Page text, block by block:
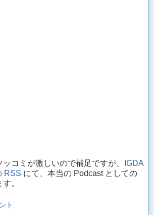
コミが激しいので補足ですが、
IGDA
RSS にて、本当の Podcast としての
。
ト: